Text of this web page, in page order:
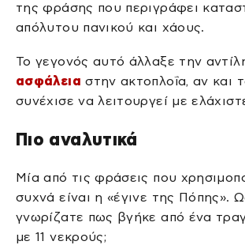
της φράσης που περιγράφει
απόλυτου πανικού και χάους.
Το γεγονός αυτό άλλαξε την
ασφάλεια στην ακτοπλοΐα, αν και
συνέχισε να λειτουργεί με
Πιο αναλυτικά
Μία από τις φράσεις που
συχνά είναι η «έγινε της Πόπης».
γνωρίζατε πως βγήκε από ένα
με 11 νεκρούς;